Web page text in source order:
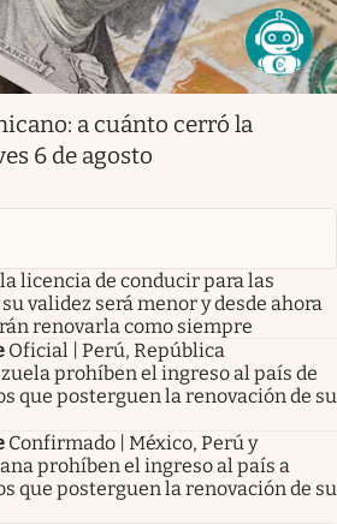
a cuánto cerró la
6 de agosto
licencia de conducir para las
validez será menor y desde ahora
renovarla como siempre
Oficial | Perú, República
prohíben el ingreso al país de
que posterguen la renovación de su
Confirmado | México, Perú y
prohíben el ingreso al país a
que posterguen la renovación de su